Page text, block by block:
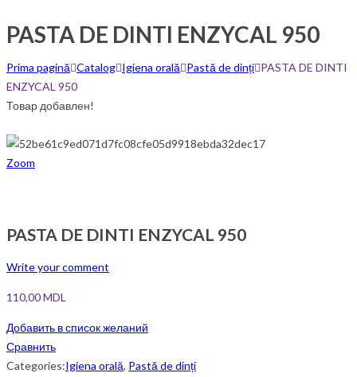
PASTA DE DINTI ENZYCAL 950
Prima pagină Catalog Igiena orală Pastă de dinți PASTA DE DINTI
ENZYCAL 950
Товар добавлен!
Zoom
PASTA DE DINTI ENZYCAL 950
Write your comment
110,00MDL
Добавить в список желаний
Сравнить
Categories:Igiena orală, Pastă de dinți